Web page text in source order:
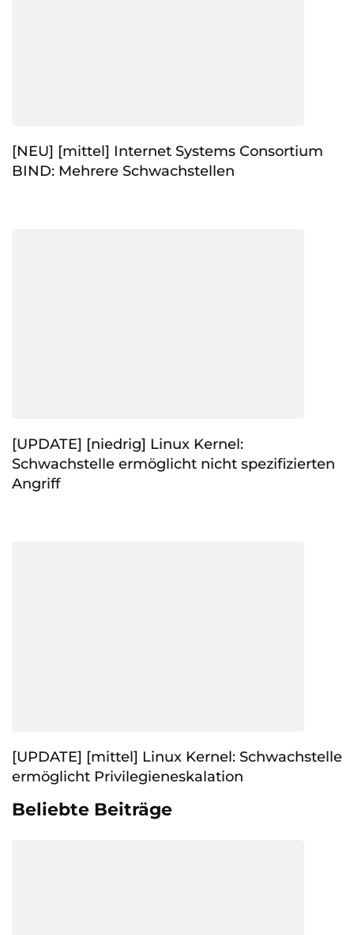
[NEU] [mittel] Internet Systems Consortium
BIND: Mehrere Schwachstellen
[UPDATE] [niedrig] Linux Kernel:
Schwachstelle ermöglicht nicht spezifizierten
Angriff
[UPDATE] [mittel] Linux Kernel: Schwachstelle
ermöglicht Privilegieneskalation
Beliebte Beiträge